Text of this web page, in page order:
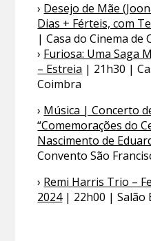
› Desejo de Mãe
Dias + Férteis, com
| Casa do Cinema de
› Furiosa: Uma Saga
– Estreia | 21h30 |
Coimbra
› Música | Concerto
“Comemorações do
Nascimento de
Convento São
› Remi Harris Trio –
2024| 22h00 | Salão